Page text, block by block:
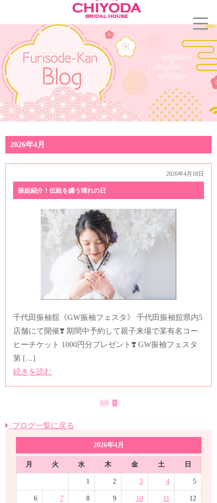
2026年4月
2026年4月18日
振姫紹介！伝統を纏う晴れの日
千代田振袖舘《GW振袖フェスタ》 千代田振袖舘県内5
店舗にて開催❣️ 期間中予約して親子来場で某有名コー
ヒーチケット 1000円分プレゼント❣️ GW振袖フェスタ
第 […]
続きを読む
1 / 1 1
ブログ一覧に戻る
2026年4月
月 火 水 木 金 土 日
1 2 3 4 5
6 7 8 9 10 11 12